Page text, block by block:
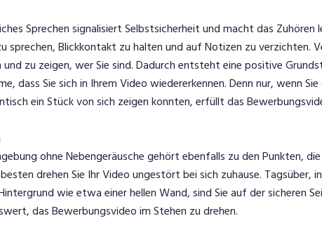
Sprechen signalisiert Selbstsicherheit und macht das
sprechen, Blickkontakt zu halten und auf Notizen zu verzichten.
zu zeigen, wer Sie sind. Dadurch entsteht eine positive
dass Sie sich in Ihrem Video wiedererkennen. Denn nur, wenn
ein Stück von sich zeigen konnten, erfüllt das
ohne Nebengeräusche gehört ebenfalls zu den Punkten,
drehen Sie Ihr Video ungestört bei sich zuhause. Tagsüber,
wie etwa einer hellen Wand, sind Sie auf der sicheren
das Bewerbungsvideo im Stehen zu drehen.